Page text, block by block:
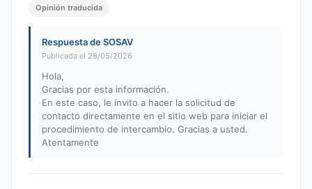
Opinión traducida
Respuesta de SOSAV
Publicada el 28/05/2026
Hola,
Gracias por esta información.
En este caso, le invito a hacer la solicitud de
contacto directamente en el sitio web para iniciar el
procedimiento de intercambio. Gracias a usted.
Atentamente